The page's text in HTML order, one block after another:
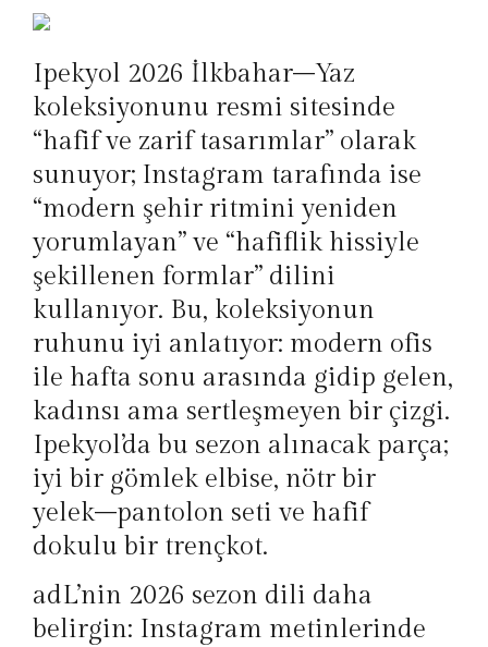
Ipekyol 2026 İlkbahar–Yaz
koleksiyonunu resmi sitesinde
“hafif ve zarif tasarımlar” olarak
sunuyor; Instagram tarafında ise
“modern şehir ritmini yeniden
yorumlayan” ve “hafiflik hissiyle
şekillenen formlar” dilini
kullanıyor. Bu, koleksiyonun
ruhunu iyi anlatıyor: modern ofis
ile hafta sonu arasında gidip gelen,
kadınsı ama sertleşmeyen bir çizgi.
Ipekyol’da bu sezon alınacak parça;
iyi bir gömlek elbise, nötr bir
yelek–pantolon seti ve hafif
dokulu bir trençkot.
adL’nin 2026 sezon dili daha
belirgin: Instagram metinlerinde